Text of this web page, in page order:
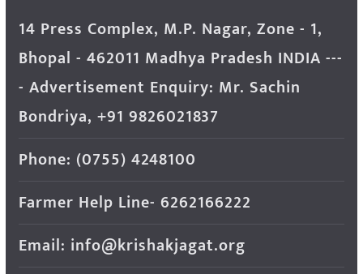
14 Press Complex, M.P. Nagar, Zone - 1,
Bhopal - 462011 Madhya Pradesh INDIA ---
- Advertisement Enquiry: Mr. Sachin
Bondriya, +91 9826021837
Phone: (0755) 4248100
Farmer Help Line- 6262166222
Email: info@krishakjagat.org